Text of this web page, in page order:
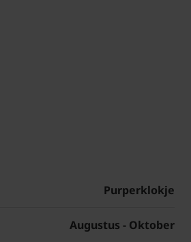
Purperklokje
Augustus - Oktober